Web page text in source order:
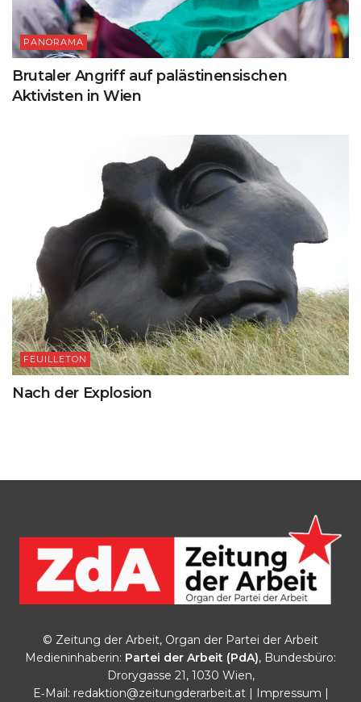
PANORAMA
Brutaler Angriff auf palästinensischen
Aktivisten in Wien
FEUILLETON
Nach der Explosion
© Zeitung der Arbeit, Organ der Partei der Arbeit
Medieninhaberin: Partei der Arbeit (PdA), Bundesbüro:
Drorygasse 21, 1030 Wien,
E‑Mail: redaktion@zeitungderarbeit.at| Impressum